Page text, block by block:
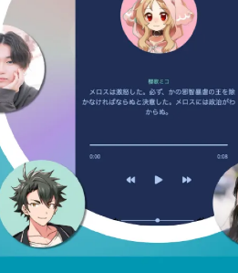
チャレンジ
CAMPFIRE for
CAMPFIREふる